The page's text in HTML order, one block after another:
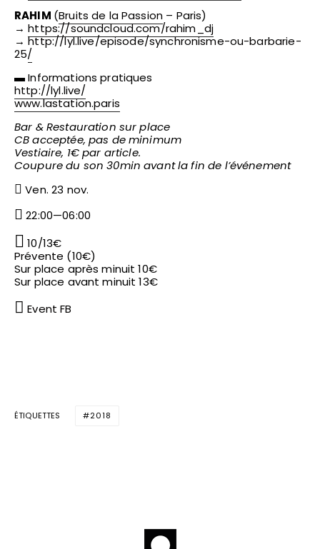
RAHIM (Bruits de la Passion – Paris)
→https://soundcloud.com/rahim_dj
→http://lyl.live/episode/synchronisme-ou-barbarie-
25/
▬ Informations pratiques
http://lyl.live/
www.lastation.paris
Bar & Restauration sur place
CB acceptée, pas de minimum
Vestiaire, 1€ par article.
Coupure du son 30min avant la fin de l’événement
Ven. 23 nov.
22:00—06:00
10/13€
Prévente (10€)
Sur place après minuit 10€
Sur place avant minuit 13€
Event FB
ÉTIQUETTES 2018